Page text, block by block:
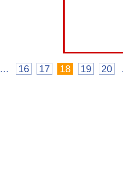
... 16 17 18 19 20